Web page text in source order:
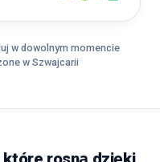
w dowolnym momencie
w Szwajcarii